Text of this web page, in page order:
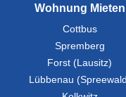
Wohnung Mieten
Cottbus
Spremberg
Forst (Lausitz)
Lübbenau